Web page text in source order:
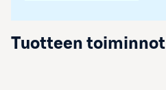
Tuotteen toiminnot